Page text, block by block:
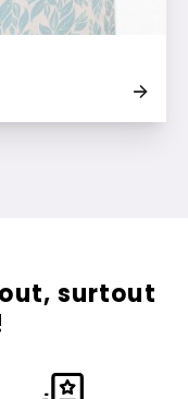
surtout